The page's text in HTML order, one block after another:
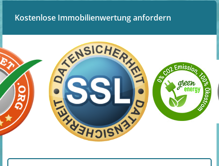
Kostenlose Immobilienwertung anfordern